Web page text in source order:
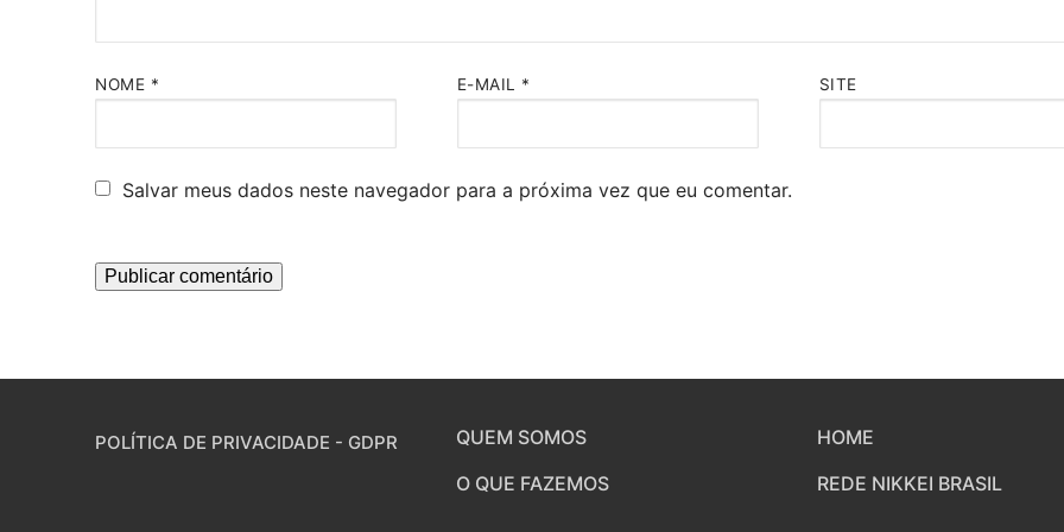
NOME * E-MAIL * SITE
Salvar meus dados neste navegador para a próxima vez que eu comentar.
POLÍTICA DE PRIVACIDADE - GDPR
QUEM SOMOS
O QUE FAZEMOS
HOME
REDE NIKKEI BRASIL